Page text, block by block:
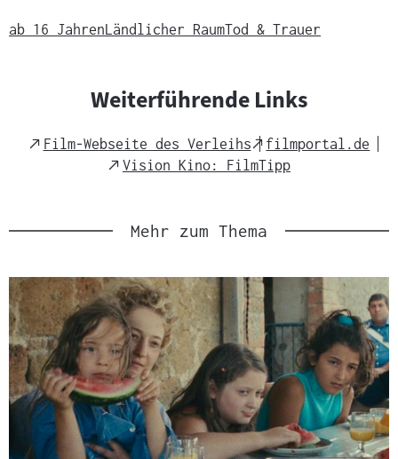
r
t
t
r
i
a
l
:
ab 16 JahrenLändlicher RaumTod & Trauer
Weiterführende Links
External
Film-Webseite des Verleihs
External
Link
filmportal.de
External
Vision Kino: FilmTipp
Mehr zum Thema